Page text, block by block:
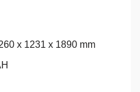
x 1231 x 1890 mm